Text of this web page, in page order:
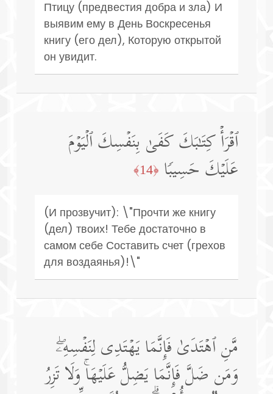
Птицу (предвестия добра и зла) И
выявим ему в День Воскресенья
книгу (его дел), Которую открытой
он увидит.
ٱقۡرَأۡ كِتَـٰبَكَ كَفَىٰ بِنَفۡسِكَ ٱلۡیَوۡمَ
عَلَیۡكَ حَسِیبࣰا ﴿14﴾
(И прозвучит): \"Прочти же книгу
(дел) твоих! Тебе достаточно в
самом себе Составить счет (грехов
для воздаянья)!\"
مَّنِ ٱهۡتَدَىٰ فَإِنَّمَا یَهۡتَدِی لِنَفۡسِهِۦۖ
وَمَن ضَلَّ فَإِنَّمَا یَضِلُّ عَلَیۡهَاۚ وَلَا تَزِرُ